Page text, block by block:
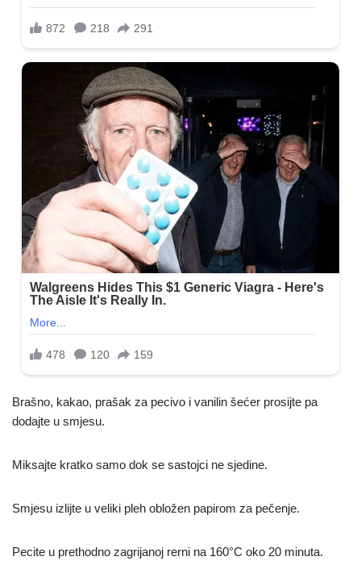
Brašno, kakao, prašak za pecivo i vanilin šećer prosijte pa
dodajte u smjesu.
Miksajte kratko samo dok se sastojci ne sjedine.
Smjesu izlijte u veliki pleh obložen papirom za pečenje.
Pecite u prethodno zagrijanoj rerni na 160°C oko 20 minuta.